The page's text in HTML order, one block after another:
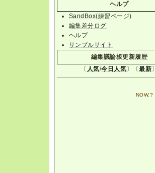
ヘルプ
SandBox(練習ページ)
編集差分ログ
ヘルプ
サンプルサイト
編集議論板更新履歴
〔 人気/今日人気〕〔最新〕
NOW.?